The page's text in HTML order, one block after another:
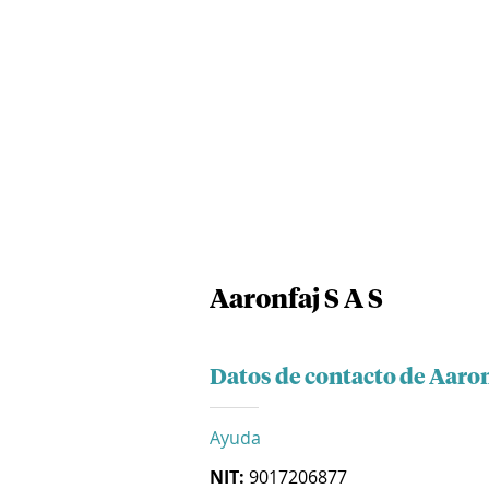
Aaronfaj S A S
Datos de contacto de
Ayuda
NIT: 9017206877